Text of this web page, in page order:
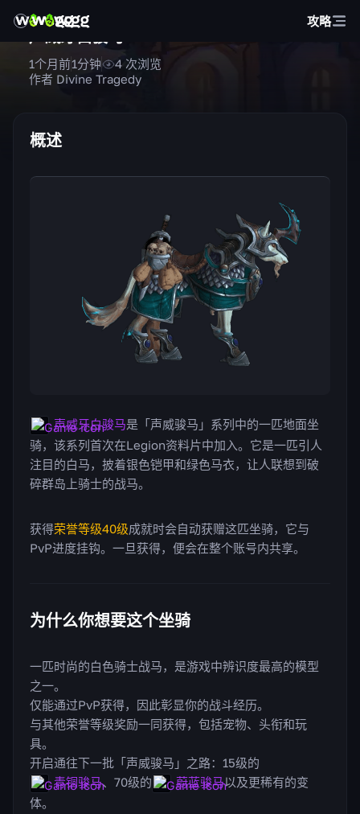
攻略
作者 Divine Tragedy
1个月前1分钟 4 次浏览
概述
声威牙白骏马是「声威骏马」系列中的一匹地面坐
骑，该系列首次在Legion资料片中加入。它是一匹引人
注目的白马，披着银色铠甲和绿色马衣，让人联想到破
碎群岛上骑士的战马。
获得荣誉等级40级成就时会自动获赠这匹坐骑，它与
PvP进度挂钩。一旦获得，便会在整个账号内共享。
为什么你想要这个坐骑
一匹时尚的白色骑士战马，是游戏中辨识度最高的模型
之一。
仅能通过PvP获得，因此彰显你的战斗经历。
与其他荣誉等级奖励一同获得，包括宠物、头衔和玩
具。
开启通往下一批「声威骏马」之路：15级的
青铜骏马、70级的 蔚蓝骏马以及更稀有的变
体。